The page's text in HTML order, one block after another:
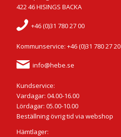
422 46 HISINGS BACKA
+46 (0)31 780 27 00
Kommunservice: +46 (0)31 780 27 20
info@hebe.se
Kundservice:
Vardagar: 04.00-16.00
Lördagar: 05.00-10.00
Beställning övrig tid via webshop
Hämtlager: